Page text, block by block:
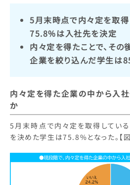
5月末時点で内々定を取得
75.8%は入社先を決定
内々定を得たことで、そ
企業を絞り込んだ学生は
内々定を得た企業の中から入
か
5月末時点で内々定を取得してい
を決めた学生は75.8%となった。【図